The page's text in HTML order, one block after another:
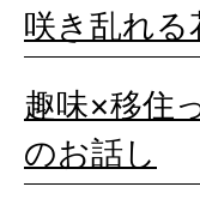
咲き乱れ
趣味×移住
のお話し